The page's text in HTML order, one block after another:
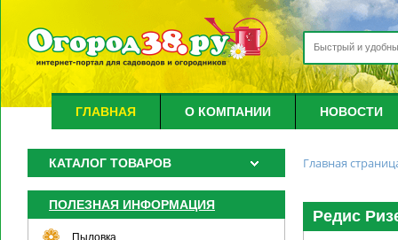
ГЛАВНАЯ О КОМПАНИИ НОВОСТИ
КАТАЛОГ ТОВАРОВ
ПОЛЕЗНАЯ ИНФОРМАЦИЯ
Пыловка
Главная
Редис